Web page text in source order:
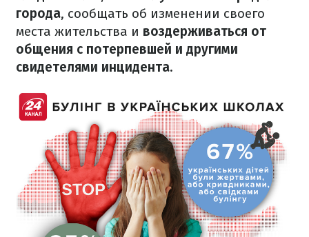
города, сообщать об изменении своего
места жительства и воздерживаться от
общения с потерпевшей и другими
свидетелями инцидента.